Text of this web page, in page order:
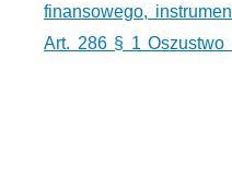
finansowego,
Art. 286 § 1 Oszustwo